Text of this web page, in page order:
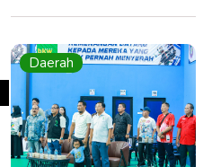
Daerah